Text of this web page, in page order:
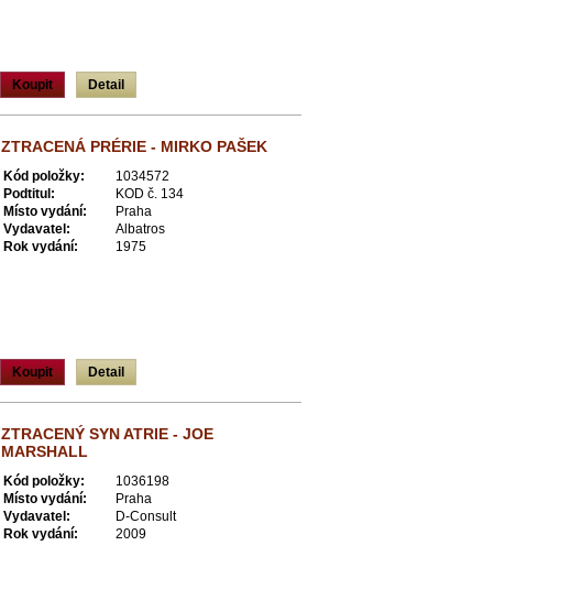
Koupit Detail
ZTRACENÁ PRÉRIE - MIRKO PAŠEK
Kód položky:
1034572
Podtitul:
KOD č. 134
Místo vydání:
Praha
Vydavatel:
Albatros
Rok vydání:
1975
Koupit Detail
ZTRACENÝ SYN ATRIE - JOE
MARSHALL
Kód položky:
1036198
Místo vydání:
Praha
Vydavatel:
D-Consult
Rok vydání:
2009